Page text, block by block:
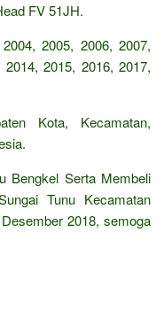
FV 51JH.
2005, 2006, 2007,
2015, 2016, 2017,
Kota, Kecamatan,
Bengkel Serta Membeli
Tunu Kecamatan
2018, semoga